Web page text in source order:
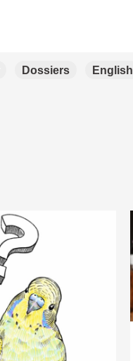
Dossiers English